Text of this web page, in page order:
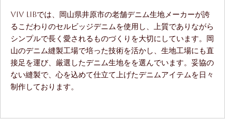
ViV LiBでは、岡山県井原市の老舗デニム生地メーカーが誇
るこだわりのセルビッジデニムを使用し、上質でありながら
シンプルで長く愛されるものづくりを大切にしています。岡
山のデニム縫製工場で培った技術を活かし、生地工場にも直
接足を運び、厳選したデニム生地をを選んでいます。妥協の
ない縫製で、心を込めて仕立て上げたデニムアイテムを日々
制作しております。